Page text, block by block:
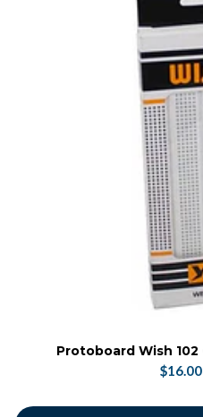
Protoboard Wish